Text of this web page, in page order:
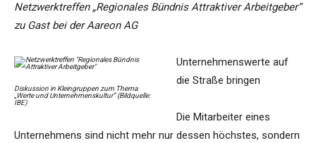
Netzwerktreffen „Regionales Bündnis Attraktiver Arbeitgeber“
zu Gast bei der Aareon AG
Diskussion in Kleingruppen zum Thema
„Werte und Unternehmenskultur“ (Bildquelle:
IBE)
Unternehmenswerte auf
die Straße bringen
Die Mitarbeiter eines
Unternehmens sind nicht mehr nur dessen höchstes, sondern